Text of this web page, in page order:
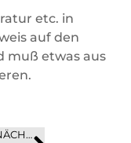
etc. in
auf den
muß etwas aus
NÄCHSTES